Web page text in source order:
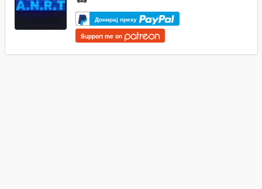
Донирај преку
Support me on